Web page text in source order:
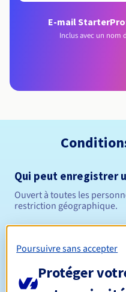
E-mail Starter
Inclus avec un nom
Qui peut enregistrer
Ouvert à toutes les
restriction géographique.
Durée de réservation
Poursuivre sans accepter
Protéger